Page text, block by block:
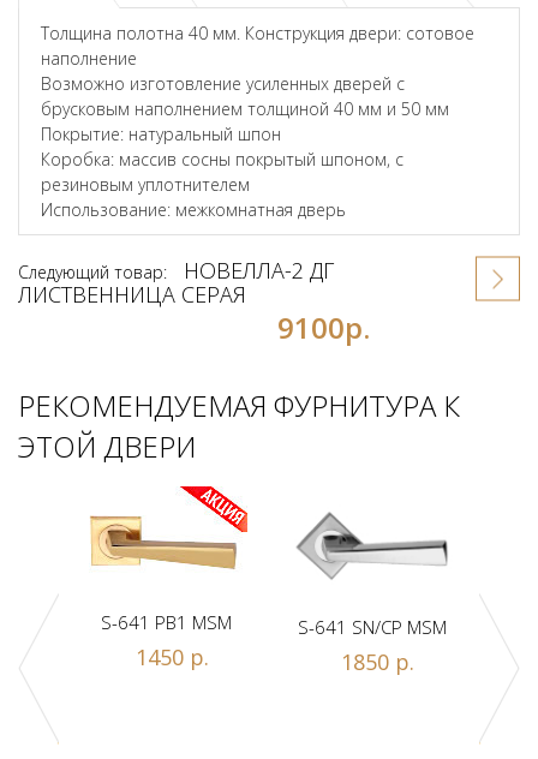
Толщина полотна 40 мм. Конструкция двери: сотовое
наполнение
Возможно изготовление усиленных дверей с
брусковым наполнением толщиной 40 мм и 50 мм
Покрытие: натуральный шпон
Коробка: массив сосны покрытый шпоном, с
резиновым уплотнителем
Использование: межкомнатная дверь
Следующий товар:
НОВЕЛЛА-2 ДГ
ЛИСТВЕННИЦА СЕРАЯ
9100р.
РЕКОМЕНДУЕМАЯ ФУРНИТУРА К
ЭТОЙ ДВЕРИ
A
S-641 PB1 MSM
1450 р.
S-641 SN/CP MSM
1850 р.